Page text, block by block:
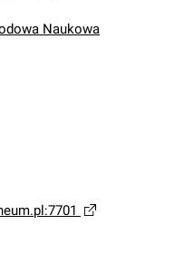
Naukowa